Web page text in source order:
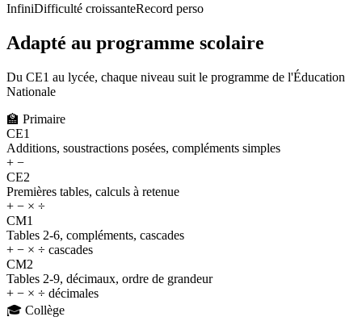
InfiniDifficulté croissanteRecord perso
Adapté au programme scolaire
Du CE1 au lycée, chaque niveau suit le programme de l'Éducation
Nationale
🏫 Primaire
CE1
Additions, soustractions posées, compléments simples
+ −
CE2
Premières tables, calculs à retenue
+ − × ÷
CM1
Tables 2-6, compléments, cascades
+ − × ÷ cascades
CM2
Tables 2-9, décimaux, ordre de grandeur
+ − × ÷ décimales
🎓 Collège